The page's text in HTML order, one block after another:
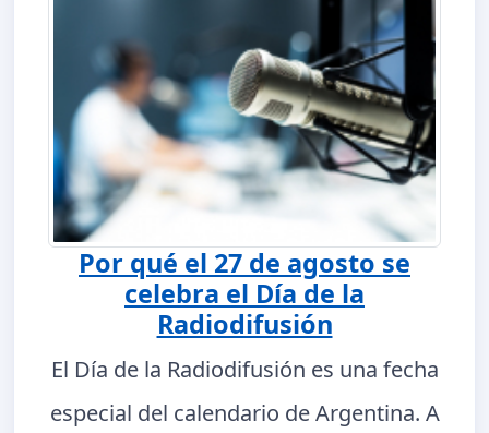
Por qué el 27 de agosto se
celebra el Día de la
Radiodifusión
El Día de la Radiodifusión es una fecha
especial del calendario de Argentina. A